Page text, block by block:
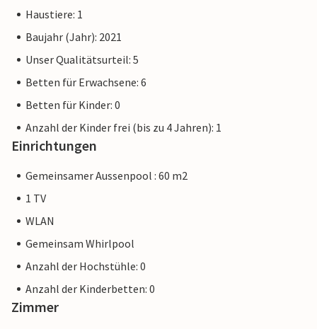
Haustiere: 1
Baujahr (Jahr): 2021
Unser Qualitätsurteil: 5
Betten für Erwachsene: 6
Betten für Kinder: 0
Anzahl der Kinder frei (bis zu 4 Jahren): 1
Einrichtungen
Gemeinsamer Aussenpool : 60 m2
1 TV
WLAN
Gemeinsam Whirlpool
Anzahl der Hochstühle: 0
Anzahl der Kinderbetten: 0
Zimmer